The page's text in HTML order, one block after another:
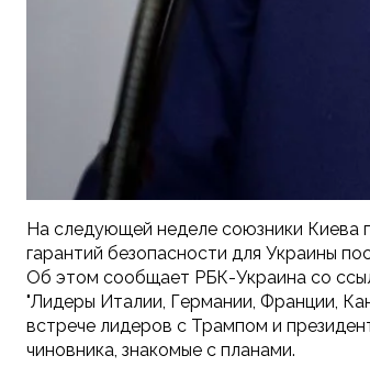
На следующей неделе союзники Киева
гарантий безопасности для Украины
Об этом сообщает РБК-Украина со
"Лидеры Италии, Германии, Франции,
встрече лидеров с Трампом и
чиновника, знакомые с планами.